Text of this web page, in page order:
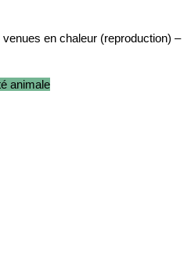
en chaleur (reproduction) –
animale